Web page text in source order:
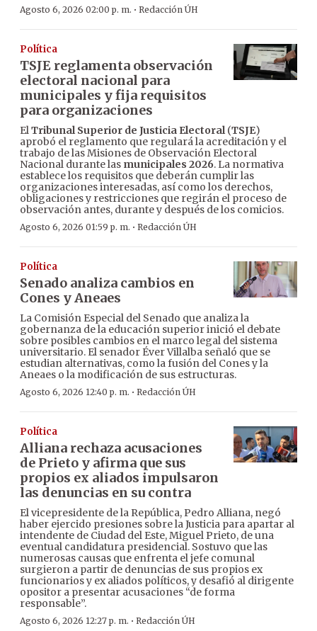
Agosto 6, 2026 02:00 p. m. · Redacción ÚH
Política
TSJE reglamenta observación
electoral nacional para
municipales y fija requisitos
para organizaciones
ElTribunal Superior de Justicia Electoral(TSJE)
aprobó el reglamento que regulará la acreditación y el
trabajo de las Misiones de Observación Electoral
Nacional durante las municipales 2026. La normativa
establece los requisitos que deberán cumplir las
organizaciones interesadas, así como los derechos,
obligaciones y restricciones que regirán el proceso de
observación antes, durante y después de los comicios.
Agosto 6, 2026 01:59 p. m. · Redacción ÚH
Política
Senado analiza cambios en
Cones y Aneaes
La Comisión Especial del Senado que analiza la
gobernanza de la educación superior inició el debate
sobre posibles cambios en el marco legal del sistema
universitario. El senador Éver Villalba señaló que se
estudian alternativas, como la fusión del Cones y la
Aneaes o la modificación de sus estructuras.
Agosto 6, 2026 12:40 p. m. · Redacción ÚH
Política
Alliana rechaza acusaciones
de Prieto y afirma que sus
propios ex aliados impulsaron
las denuncias en su contra
El vicepresidente de la República, Pedro Alliana, negó
haber ejercido presiones sobre la Justicia para apartar al
intendente de Ciudad del Este, Miguel Prieto, de una
eventual candidatura presidencial. Sostuvo que las
numerosas causas que enfrenta el jefe comunal
surgieron a partir de denuncias de sus propios ex
funcionarios y ex aliados políticos, y desafió al dirigente
opositor a presentar acusaciones “de forma
responsable”.
Agosto 6, 2026 12:27 p. m. · Redacción ÚH